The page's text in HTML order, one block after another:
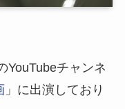
YouTubeチャンネ
」に出演しており